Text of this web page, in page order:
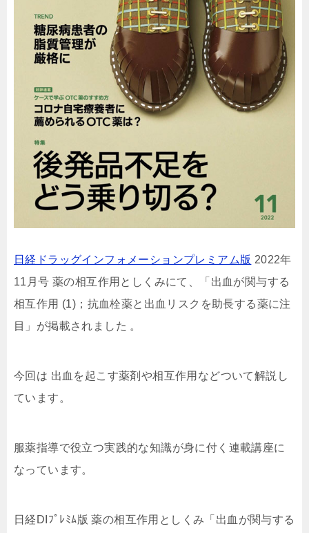
日経ドラッグインフォメーションプレミアム版 2022年
11月号 薬の相互作用としくみにて、「出血が関与する
相互作用 (1)；抗血栓薬と出血リスクを助長する薬に注
目」が掲載されました 。
今回は 出血を起こす薬剤や相互作用などついて解説し
ています。
服薬指導で役立つ実践的な知識が身に付く連載講座に
なっています。
日経DIﾌﾟﾚﾐﾑ版 薬の相互作用としくみ「出血が関与する